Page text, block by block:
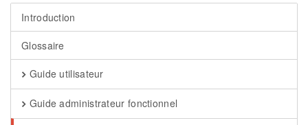
Introduction
Glossaire
Guide utilisateur
Guide administrateur fonctionnel